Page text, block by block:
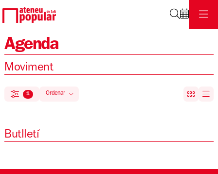
Agenda
Moviment
Filtrar
1 Ordenar
Butlletí